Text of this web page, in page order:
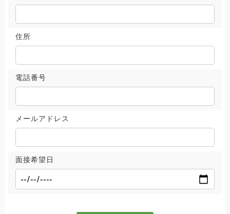
住所
電話番号
メールアドレス
面接希望日